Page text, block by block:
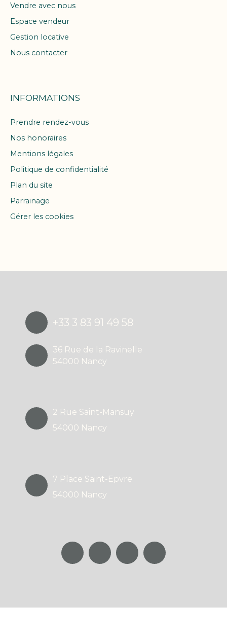
Vendre avec nous
Espace vendeur
Gestion locative
Nous contacter
INFORMATIONS
Prendre rendez-vous
Nos honoraires
Mentions légales
Politique de confidentialité
Plan du site
Parrainage
Gérer les cookies
+33 3 83 91 49 58
36 Rue de la Ravinelle
54000 Nancy
2 Rue Saint-Mansuy
54000 Nancy
7 Place Saint-Epvre
54000 Nancy